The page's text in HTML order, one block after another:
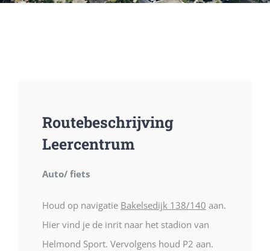
Routebeschrijving
Leercentrum
Auto/ fiets
Houd op navigatie Bakelsedijk 138/140 aan.
Hier vind je de inrit naar het stadion van
Helmond Sport. Vervolgens houd P2 aan.